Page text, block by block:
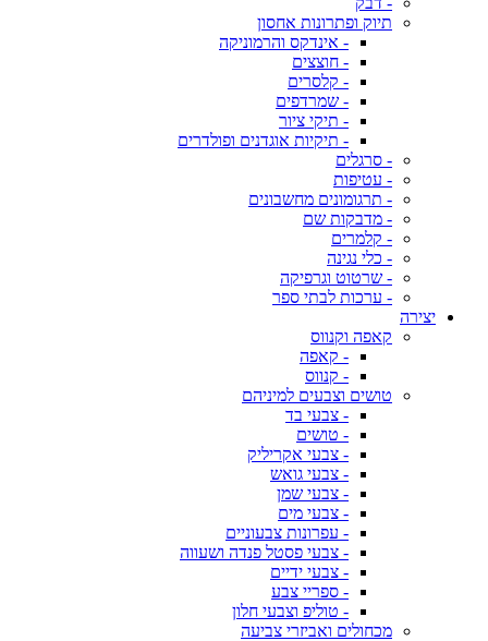
תיוק ופתרונות אחסון
- אינדקס והרמוניקה
- חוצצים
- קלסרים
- שמרדפים
- תיקי ציור
- תיקיות אוגדנים ופולדרים
- סרגלים
- עטיפות
- תרגומונים מחשבונים
- מדבקות שם
- קלמרים
- כלי נגינה
- שרטוט וגרפיקה
- ערכות לבתי ספר
יצירה
קאפה וקנווס
- קאפה
- קנווס
טושים וצבעים למיניהם
- צבעי בד
- טושים
- צבעי אקריליק
- צבעי גואש
- צבעי שמן
- צבעי מים
- עפרונות צבעוניים
- צבעי פסטל פנדה ושעווה
- צבעי ידיים
- ספריי צבע
- טוליפ וצבעי חלון
מכחולים ואביזרי צביעה